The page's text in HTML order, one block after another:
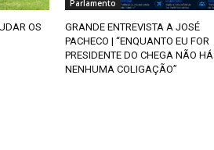
OS
Parlamento
GRANDE ENTREVISTA A JOSÉ
PACHECO | “ENQUANTO EU FOR
PRESIDENTE DO CHEGA NÃO HÁ
NENHUMA COLIGAÇÃO”